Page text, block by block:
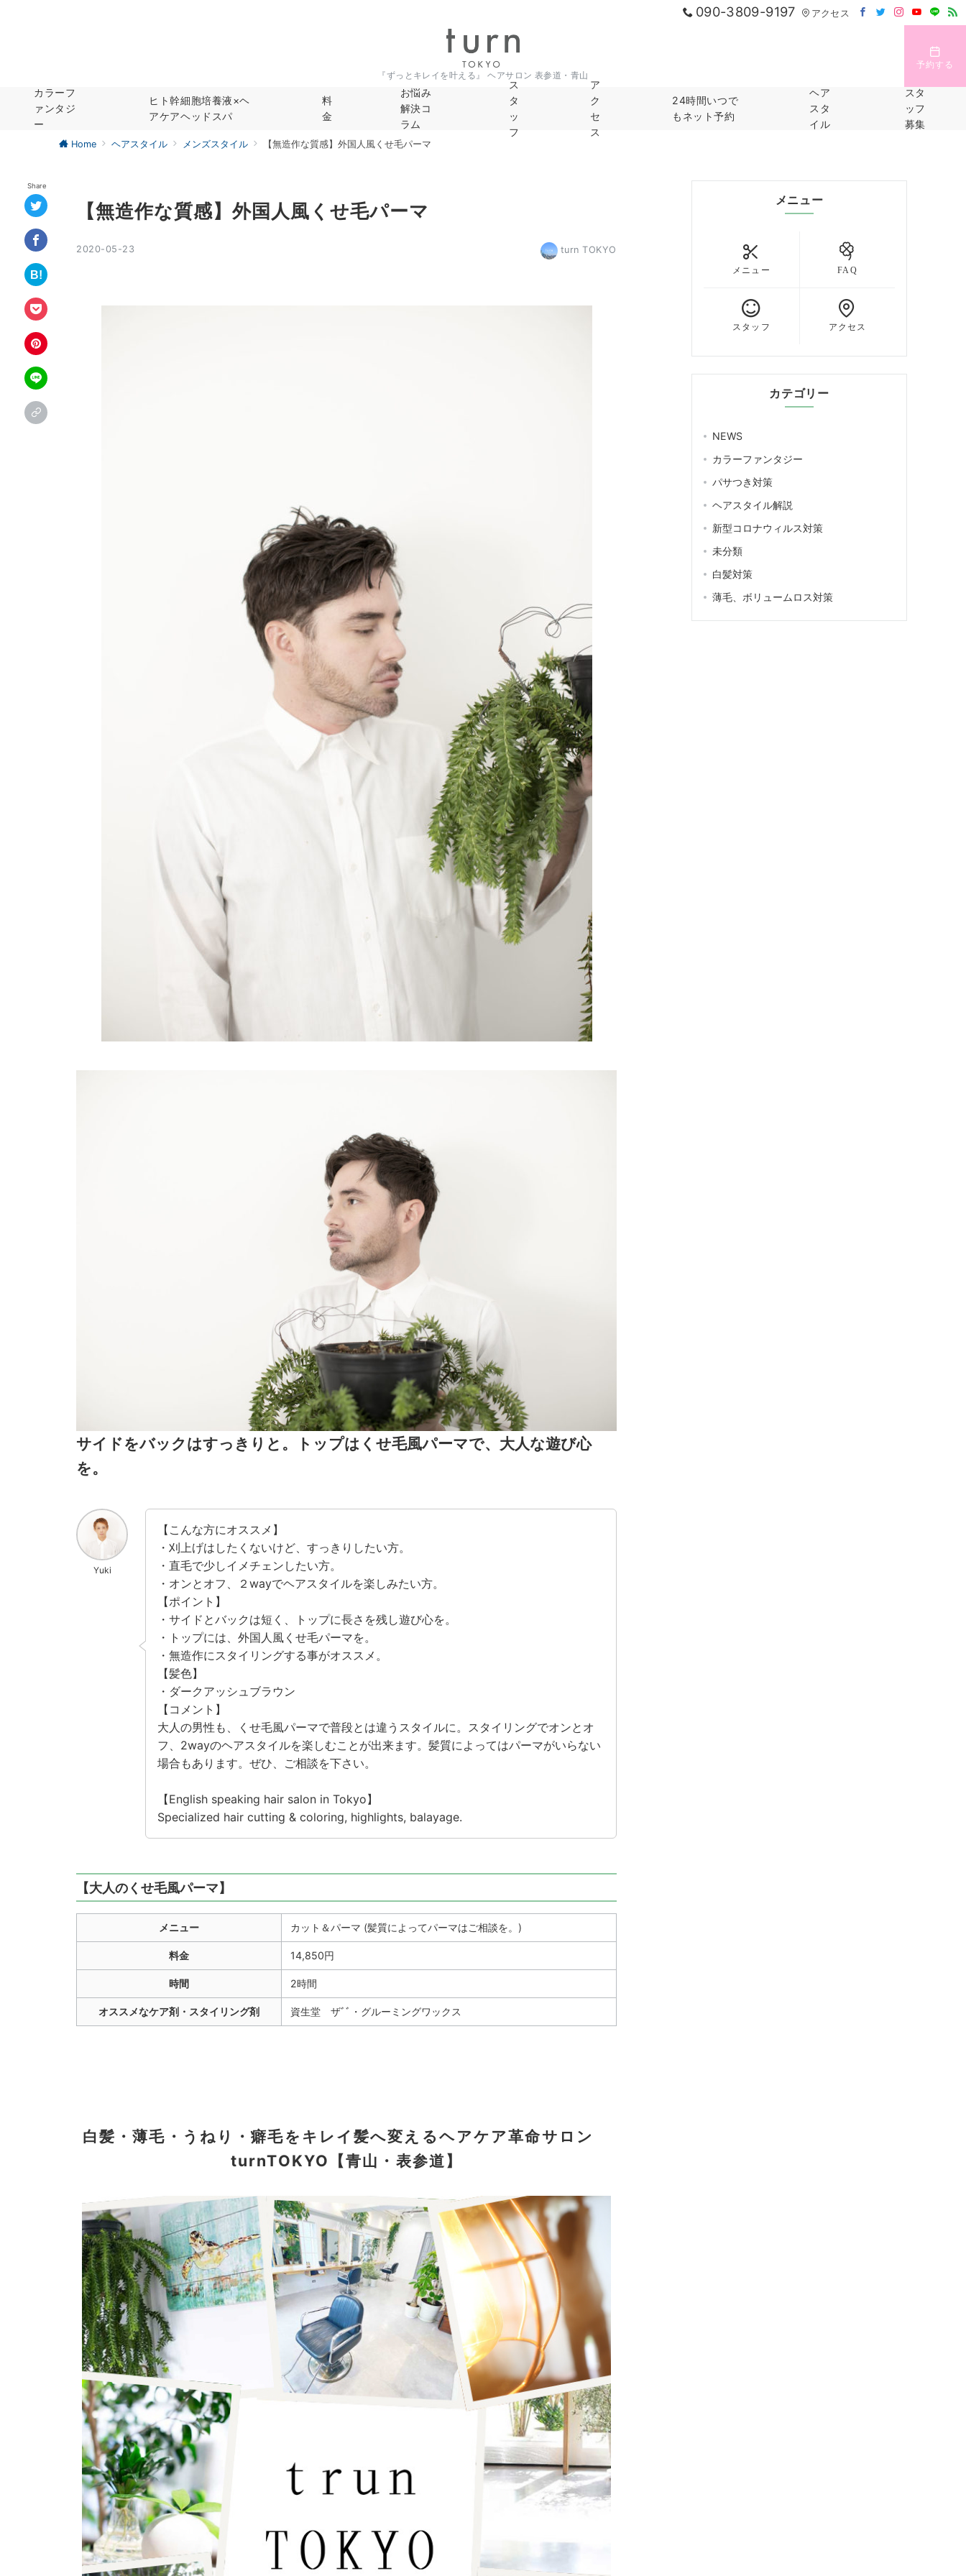
090-3809-9197 アクセス
『ずっとキレイを叶える』 ヘアサロン 表参道・青山
予約する
カラーフ
ァンタジ
ー
ヒト幹細胞培養液×ヘ
アケアヘッドスパ
料
金
お悩み
解決コ
ラム
ス
タ
ッ
フ
ア
ク
セ
ス
24時間いつで
もネット予約
ヘア
スタ
イル
スタ
ッフ
募集
Home ヘアスタイル メンズスタイル 【無造作な質感】外国人風くせ毛パーマ
Share
【無造作な質感】外国人風くせ毛パーマ
2020-05-23 turn TOKYO
サイドをバックはすっきりと。トップはくせ毛風パーマで、大人な遊び心
を。
Yuki
【こんな方にオススメ】
・刈上げはしたくないけど、すっきりしたい方。
・直毛で少しイメチェンしたい方。
・オンとオフ、２wayでヘアスタイルを楽しみたい方。
【ポイント】
・サイドとバックは短く、トップに長さを残し遊び心を。
・トップには、外国人風くせ毛パーマを。
・無造作にスタイリングする事がオススメ。
【髪色】
・ダークアッシュブラウン
【コメント】
大人の男性も、くせ毛風パーマで普段とは違うスタイルに。スタイリングでオンとオ
フ、2wayのヘアスタイルを楽しむことが出来ます。髪質によってはパーマがいらない
場合もあります。ぜひ、ご相談を下さい。
【English speaking hair salon in Tokyo】
Specialized hair cutting & coloring, highlights, balayage.
【大人のくせ毛風パーマ】
メニュー カット＆パーマ (髪質によってパーマはご相談を。)
料金 14,850円
時間 2時間
オススメなケア剤・スタイリング剤 資生堂 ザﾞﾞ・グルーミングワックス
白髪・薄毛・うねり・癖毛をキレイ髪へ変えるヘアケア革命サロン
turnTOKYO【青山・表参道】
メニュー
メニュー FAQ
スタッフ アクセス
カテゴリー
NEWS
カラーファンタジー
パサつき対策
ヘアスタイル解説
新型コロナウィルス対策
未分類
白髪対策
薄毛、ボリュームロス対策